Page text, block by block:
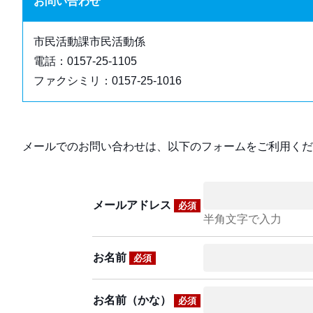
市民活動課市民活動係
電話：0157-25-1105
ファクシミリ：0157-25-1016
メールでのお問い合わせは、以下のフォームをご利用く
メールアドレス 必須
半角文字で入力
お名前 必須
お名前（かな） 必須